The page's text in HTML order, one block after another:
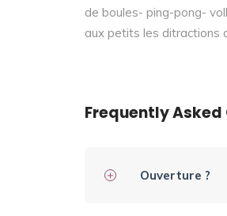
de boules- ping-pong-
aux petits les ditractions
Frequently Asked
Ouverture ?